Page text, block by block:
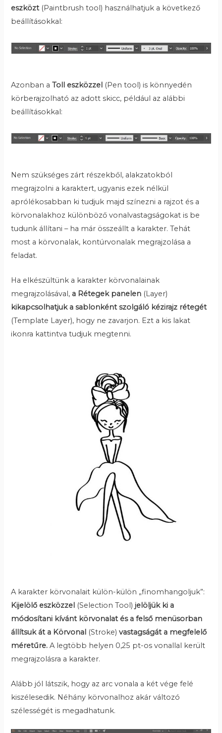
eszközt(Paintbrush tool) használhatjuk a következő
beállításokkal:
Azonban aToll eszközzel (Pen tool) is könnyedén
körberajzolható az adott skicc, például az alábbi
beállításokkal:
Nem szükséges zárt részekből, alakzatokból
megrajzolni a karaktert, ugyanis ezek nélkül
aprólékosabban ki tudjuk majd színezni a rajzot és a
körvonalakhoz különböző vonalvastagságokat is be
tudunk állítani – ha már összeállt a karakter. Tehát
most a körvonalak, kontúrvonalak megrajzolása a
feladat.
Ha elkészültünk a karakter körvonalainak
megrajzolásával, a Rétegek panelen (Layer)
kikapcsolhatjuk a sablonként szolgáló kézirajz rétegét
(Template Layer), hogy ne zavarjon. Ezt a kis lakat
ikonra kattintva tudjuk megtenni.
A karakter körvonalait külön-külön „finomhangoljuk”:
Kijelölő eszközzel (Selection Tool) jelöljük ki a
módosítani kívánt körvonalat és a felső menüsorban
állítsuk át a Körvonal (Stroke)vastagságát a megfelelő
méretűre.A legtöbb helyen 0,25 pt-os vonallal került
megrajzolásra a karakter.
Alább jól látszik, hogy az arc vonala a két vége felé
kiszélesedik. Néhány körvonalhoz akár változó
szélességét is megadhatunk.